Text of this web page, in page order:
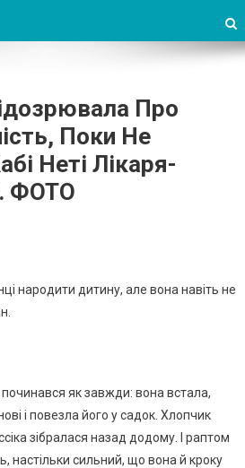
Про
Поки Не
Неті Лікаря-
ФОТО
народити дитину, але вона навіть не
як завжди: вона встала,
і повезла його у садок. Хлопчик
зібралася назад додому. І раптом
настільки сильний, що вона й кроку